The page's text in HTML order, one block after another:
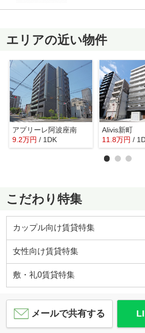
エリアの近い物件
アプリーレ阿波座南
9.2万円 / 1DK
Alivis新町
11.8万円 /
こだわり特集
カップル向け賃貸特集
女性向け賃貸特集
敷・礼0賃貸特集
メールで共有する